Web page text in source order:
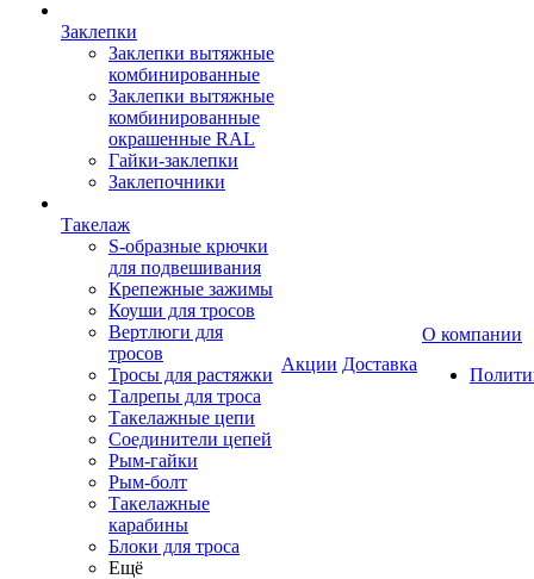
Заклепки
Заклепки вытяжные
комбинированные
Заклепки вытяжные
комбинированные
окрашенные RAL
Гайки-заклепки
Заклепочники
Такелаж
S-образные крючки
для подвешивания
Крепежные зажимы
Коуши для тросов
Вертлюги для
тросов
Тросы для растяжки
Талрепы для троса
Такелажные цепи
Соединители цепей
Рым-гайки
Рым-болт
Такелажные
карабины
Блоки для троса
Ещё
Акции Доставка
О компании